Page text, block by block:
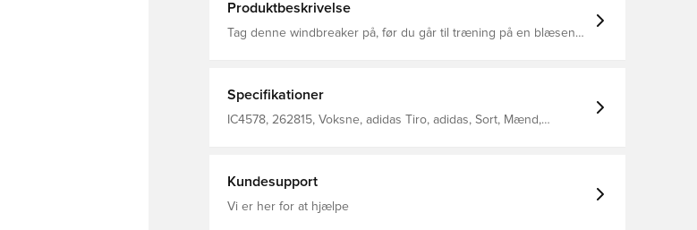
Produktbeskrivelse
Tag denne windbreaker på, før du går til træning på en blæsende
Specifikationer
IC4578, 262815, Voksne, adidas Tiro, adidas, Sort, Mænd,
Kundesupport
Vi er her for at hjælpe